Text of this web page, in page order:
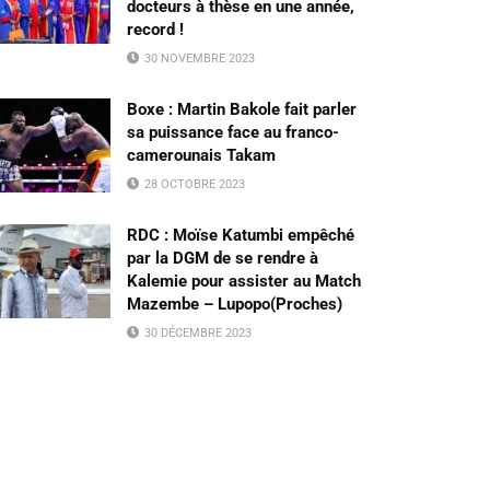
docteurs à thèse en une année,
record !
30 NOVEMBRE 2023
Boxe : Martin Bakole fait parler
sa puissance face au franco-
camerounais Takam
28 OCTOBRE 2023
RDC : Moïse Katumbi empêché
par la DGM de se rendre à
Kalemie pour assister au Match
Mazembe – Lupopo(Proches)
30 DÉCEMBRE 2023